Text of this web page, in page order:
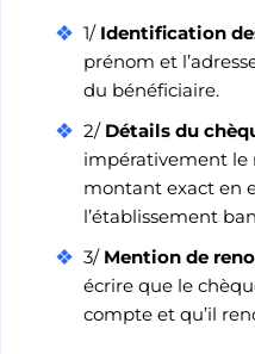
1/ Identification
prénom et
du bénéficiaire.
2/ Détails du
impérativement le
montant exact en
l’établissement
3/ Mention de
écrire que le
compte et qu’il